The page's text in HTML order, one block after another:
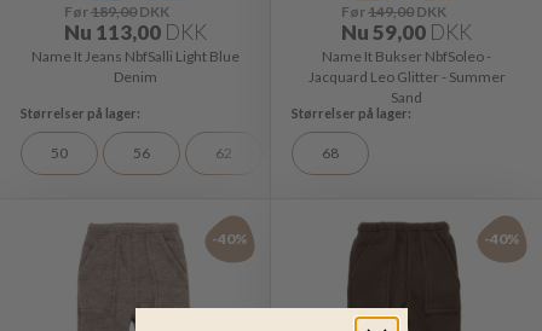
Før189,00DKK
Nu 113,00 DKK
Name It Jeans NbfSalli Light Blue
Denim
50 56 62
Før149,00 DKK
Nu59,00 DKK
Name It Bukser NbfSoleo -
Jacquard Leo Glitter - Summer
Sand
68
-40% -40%